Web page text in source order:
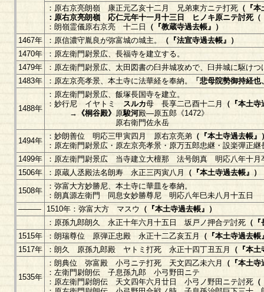
：原右京亮朗嶺 康正元乙亥十二月 兄弟東方ニテ打死 （『
：原右京亮朗嶺 応仁元年十一月十三日 ヒノキ原ニテ討死（
：朗嶺霊儀原右京亮 十二日
（『教蔵寺過去帳』）
1467年
：原信濃守胤良が弥富城の城主。
（『法宣寺過去帳』）
1470年
：原左衛門尉景広、長福寺を建立する。
1479年
：原左衛門尉景広、太田図書の臼井城攻めで、臼井城に駆け
1483年
：原左京亮孝景、本土寺に法華経を奉納。 「悲母院勢御持経
1488年
：原左衛門尉景広、飯塚長国寺を建立。
：妙行尼 イヤトミ スルカ母 長享二己酉十二月
（『本土
→ 《桐谷殿》 原駿河殿―原五郎《1472》
原右衛門佐永岳
1494年
：妙朗善位 明応三甲寅四月 原右京亮弟 （『本土寺過去帳』
：原左衛門尉景広・原左京亮孝景・原万五郎忠継・設楽彈正
1499年
：原左衛門尉景広 当寺建立大檀那 法号朗真 明応八年十月
1506年
：原蔵人丞殿法名朗寿 永正三丙寅八月 （『本土寺過去帳』）
1508年
：弥富大方妙勝尼、本土寺に華皿を奉納。
：朗真源左衛門 同息女妙勝尊尼 明応八年巳未八月十五日
―――
1510年：弥富大方 マスウ
（『本土寺過去帳』）
：原孫九郎朗久 永正十年六月十五日 坂戸ノ押合デ討死 （
1515年
：朗瑞尊位 原弾正忠殿 永正十二乙亥五月
（『本土寺過去帳
1517年
：朗久 原孫九郎殿 ヤトミ打死 永正十四丁丑五月 （『本
1535年
：朗典位 弥富殿 小弓ニテ打死 天文四乙未六月
（『本土
：左衛門尉朗伝 子息孫九郎 小弓野田ニテ
：原左衛門尉朗伝 天文四年六月廿日 小弓ノ野田ニテ討死